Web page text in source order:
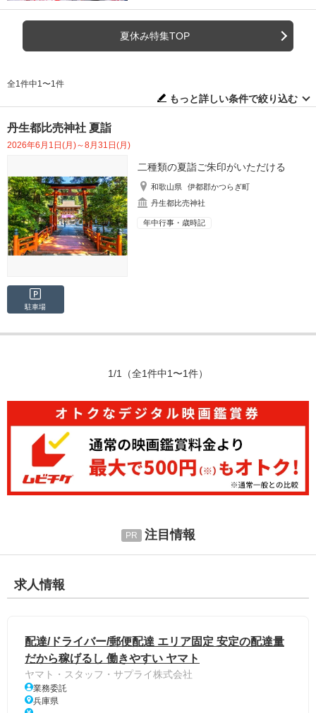
夏休み特集TOP
全1件中1〜1件
もっと詳しい条件で絞り込む
丹生都比売神社 夏詣
2026年6月1日(月)～8月31日(月)
二種類の夏詣ご朱印がいただける
和歌山県
伊都郡かつらぎ町
丹生都比売神社
年中行事・歳時記
駐車場
1/1 （全1件中1〜1件）
注目情報
求人情報
配達/ドライバー/郵便配達 エリア固定 安定の配達量
だから稼げるし 働きやすい ヤマト
ヤマト・スタッフ・サプライ株式会社
業務委託
兵庫県